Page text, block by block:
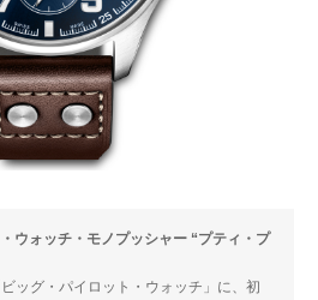
ウォッチ・モノプッシャー “プティ・プ
ッグ・パイロット・ウォッチ」に、初